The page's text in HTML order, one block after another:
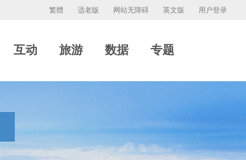
用户登录
英文版
网站无障碍
适老版
繁體
互动 旅游 数据 专题